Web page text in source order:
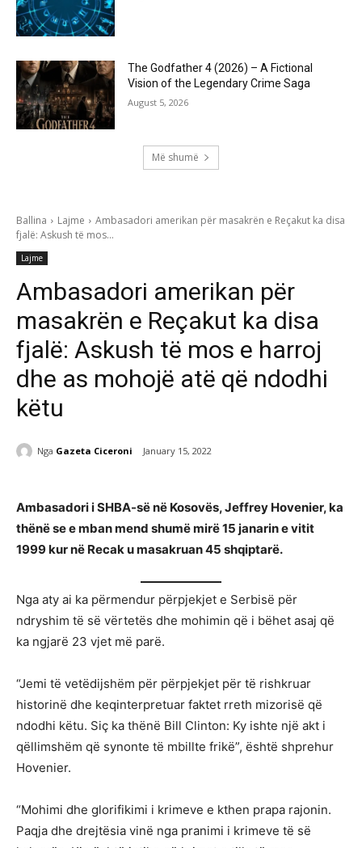
The Godfather 4 (2026) – A Fictional
Vision of the Legendary Crime Saga
August 5, 2026
Më shumë